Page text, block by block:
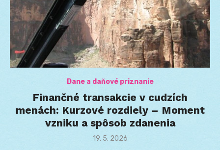
Dane a daňové priznanie
Finančné transakcie v cudzích
menách: Kurzové rozdiely – Moment
vzniku a spôsob zdanenia
Posted
19. 5. 2026